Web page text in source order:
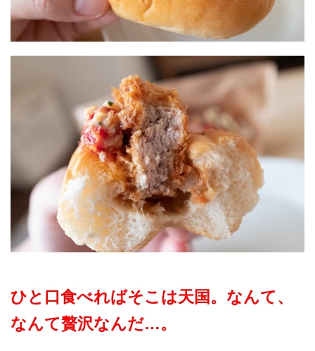
ひと口食べればそこは天国。なんて、
なんて贅沢なんだ…。